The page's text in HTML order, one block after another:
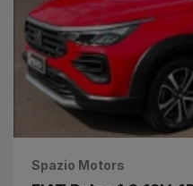
Spazio Motors